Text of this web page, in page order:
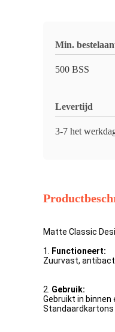
Min.
500 BSS
Levertijd
3-7 het
Matte Classic
1.
Functioneert:
Zuurvast,
2. Gebruik:
Gebruikt in